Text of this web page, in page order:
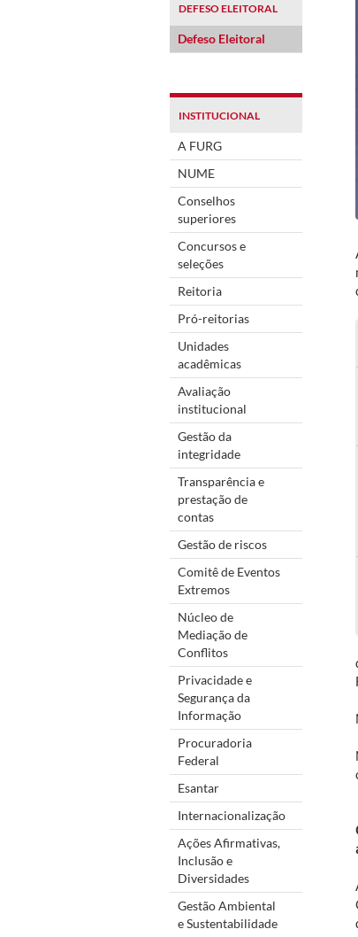
DEFESO ELEITORAL
Defeso Eleitoral
INSTITUCIONAL
A FURG
NUME
Conselhos
superiores
Concursos e
seleções
Reitoria
Pró-reitorias
Unidades
acadêmicas
Avaliação
institucional
Gestão da
integridade
Transparência e
prestação de
contas
Gestão de riscos
Comitê de Eventos
Extremos
Núcleo de
Mediação de
Conflitos
Privacidade e
Segurança da
Informação
Procuradoria
Federal
Esantar
Internacionalização
Ações Afirmativas,
Inclusão e
Diversidades
Gestão Ambiental
e Sustentabilidade